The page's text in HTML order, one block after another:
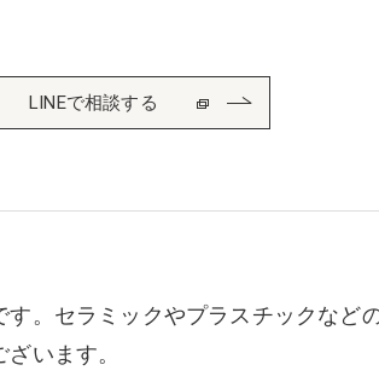
LINEで相談する
。セラミックやプラスチックなど
います。